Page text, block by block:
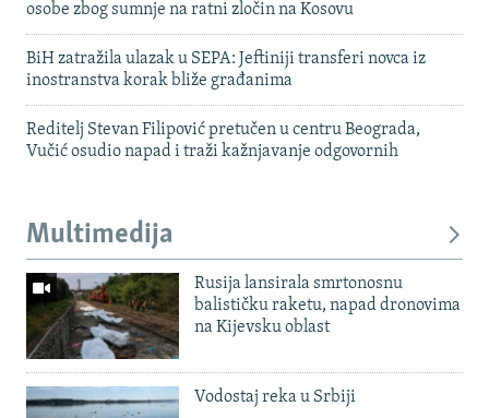
osobe zbog sumnje na ratni zločin na Kosovu
BiH zatražila ulazak u SEPA: Jeftiniji transferi novca iz
inostranstva korak bliže građanima
Reditelj Stevan Filipović pretučen u centru Beograda,
Vučić osudio napad i traži kažnjavanje odgovornih
Multimedija
Rusija lansirala smrtonosnu
balističku raketu, napad dronovima
na Kijevsku oblast
Vodostaj reka u Srbiji